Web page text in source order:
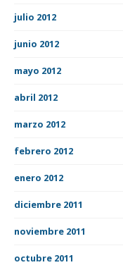
julio 2012
junio 2012
mayo 2012
abril 2012
marzo 2012
febrero 2012
enero 2012
diciembre 2011
noviembre 2011
octubre 2011